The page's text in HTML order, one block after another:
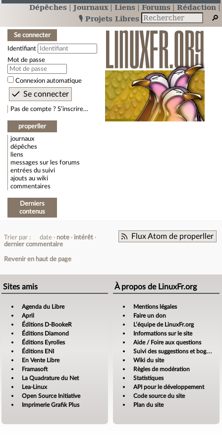
Dépêches Journaux Liens Forums
Rédaction
🎙️ Projets Libres
Se connecter
Identifiant
Mot de passe
Connexion automatique
Pas de compte ? S’inscrire…
properller
journaux
dépêches
liens
messages sur les forums
entrées du suivi
ajouts au wiki
commentaires
Derniers
contenus
Flux Atom de properller
Trier par : date note
intérêt
dernier commentaire
Revenir en haut de page
Sites amis
Agenda du Libre
April
Éditions D-BookeR
Éditions Diamond
Éditions Eyrolles
Éditions ENI
En Vente Libre
Framasoft
La Quadrature du Net
Lea-Linux
Open Source Initiative
Imprimerie Grafik Plus
À propos de LinuxFr.org
Mentions légales
Faire un don
L’équipe de LinuxFr.org
Informations sur le site
Aide / Foire aux questions
Suivi des suggestions et bogues
Wiki du site
Règles de modération
Statistiques
API pour le développement
Code source du site
Plan du site